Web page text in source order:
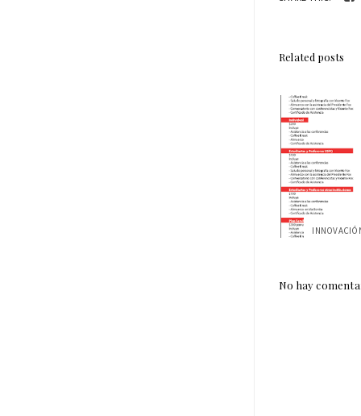
Related posts
No hay